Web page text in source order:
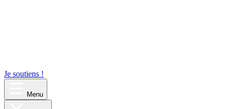
Je soutiens !
Menu